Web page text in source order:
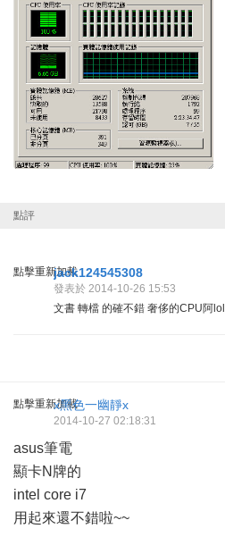
點評
點擊重新加載jack124545308
發表於 2014-10-26 15:53
文書 轉檔 的確不錯 奢侈的CPU阿lol
點擊重新加載x黑色一幽靜x
2014-10-27 02:18:31
asus筆電
顯卡N牌的
intel core i7
用起來還不錯啦~~